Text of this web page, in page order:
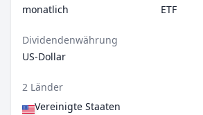
monatlich
ETF
Dividendenwährung
US-Dollar
2 Länder
Vereinigte Staaten